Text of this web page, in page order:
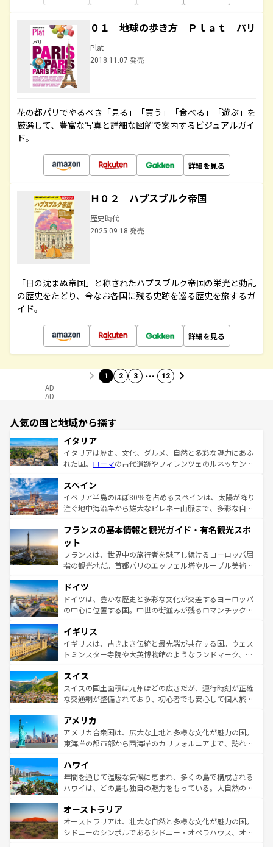
０１ 地球の歩き方 Ｐｌａｔ パリ
Plat
2018.11.07 発売
花の都パリでやるべき「見る」「買う」「食べる」「遊ぶ」を
厳選して、豊富な写真と詳細な図解で案内するビジュアルガイ
ド。
詳細を見る
Ｈ０２ ハプスブルク帝国
歴史時代
2025.09.18 発売
「日の沈まぬ帝国」と称されたハプスブルク帝国の栄光と動乱
の歴史をたどり、今なお各国に残る史跡を巡る歴史を旅するガ
イド。
詳細を見る
1 2 3 … 12
AD
AD
人気の国と地域から探す
イタリア
イタリアは歴史、文化、グルメ、自然と多彩な魅力にあふ
れた国。 ローマの古代遺跡やフィレンツェのルネッサンス
ろん、トスカーナの美しい田園風景やアマルフィ海岸の絶
景など、自然景観も見逃せない。観光の合間には、本場の
ピザやパスタなど、絶品のイタリア料理を堪能することも
ませてくれるイタリアで、忘れられない旅をしてみよう！
なお、新着のイタリア情報は
しい。
スペイン
イベリア半島のほぼ80％を占めるスペインは、太陽が降り
注ぐ地中海沿岸から雄大なピレネー山脈まで、多彩な自然
文化が根付くこの国では、情熱的なフラメンコ、熱気あふ
れる闘牛、そして美味しいタパスが生活の一部となってい
る。首都マドリードの洗練された雰囲気や、バルセロナの
アートに溢れた街角から、地方では古代ローマ遺跡や中世
せる。地方によって風土や気候が異なるスペインはその個
性で訪れる人を魅了する。 なお、新着のスペイン情報は コ
ンテンツ一覧を参照してほしい。
フランスの基本情報と観光ガイド・有名観光スポ
ット
フランスは、世界中の旅行者を魅了し続けるヨーロッパ屈
指の観光地だ。首都パリのエッフェル塔やルーブル美術館
で、幅広い魅力が詰まっている。華麗な宮殿、歴史的な大
聖堂、美しいビーチ、そして豊かな自然が、訪れる者を心
から魅了する。また、フランスは美食の国としても知ら
いる。シャンパンの発祥地であるランス、プロヴァンスの
香り高いラベンダー畑など、多彩な楽しみ方が可能だ。さ
らに、パリ以外の地域にも魅力が溢れており、どの街角に
れる地方に足を運ぶとそれぞれで全く異なる文化を体験で
きるだろう。 なお、新着のフランス情報はコンテンツ一覧
を参照してほしい。
ドイツ
ドイツは、豊かな歴史と多彩な文化が交差するヨーロッパ
の中心に位置する国。中世の街並みが残るロマンチック街
顔を持つこの国は、どこを歩いても飽きることがない。ベ
ルリンの文化的活気、バイエルン州のアルプスの絶景、そ
してライン川沿いのワイン畑といった風景は必見。ビール
は、お酒好きな人にはぜひ体験してほしい。 なお、新着の
ドイツ情報はコンテンツ一覧を参照してほしい。
イギリス
イギリスは、古きよき伝統と最先端が共存する国。ウェス
トミンスター寺院や大英博物館のようなランドマーク、歴
リアごとに異なる魅力がある。また、優雅なアフタヌーン
ティー、ビール好きにはたまらない英国パブ、サッカー観
戦など、本場だからこそできる体験も豊富。イギリスを旅
ンツ一覧を参照してほしい。
スイス
スイスの国土面積は九州ほどの広さだが、運行時刻が正確
な交通網が整備されており、初心者でも安心して個人旅行
の建物がそのまま残る町や、スイスならではのユニークな
博物館もあり、アルプス観光だけでなく町歩きも満喫する
ことができる。国民の所得が高いため物価も高いが、旅行
ば市内交通費無料で観光を楽しむこともできる。 なお、新
着のスイス情報はコンテンツ一覧 を参照してほしい。
アメリカ
アメリカ合衆国は、広大な土地と多様な文化が魅力の国。
東海岸の都市部から西海岸のカリフォルニアまで、訪れる
のような巨大都市は、観光、ショッピング、エンターテイ
ンメントが詰まった刺激的なスポットだ。一方、アメリカ
西部には大自然が広がり、グランドキャニオンやイエロー
部のニューオーリンズでは、音楽と美食が融合した独特の
文化が魅力。旅行者はアメリカの各地域で異なる魅力を楽
しみながら、その多様性と豊かな歴史を感じることができ
ハワイ
年間を通じて温暖な気候に恵まれ、多くの島で構成される
ハワイは、どの島も独自の魅力をもっている。大自然の神
ワイ島は見逃せない。また、定番の観光地といえばオアフ
島だが、静かな自然を求めるならマウイ島やカウアイ島が
おすすめ。エメラルドグリーンに輝く海をはじめ、豊かな
オーストラリア
オーストラリアは、壮大な自然と多様な文化が魅力の国。
シドニーのシンボルであるシドニー・オペラハウス、オー